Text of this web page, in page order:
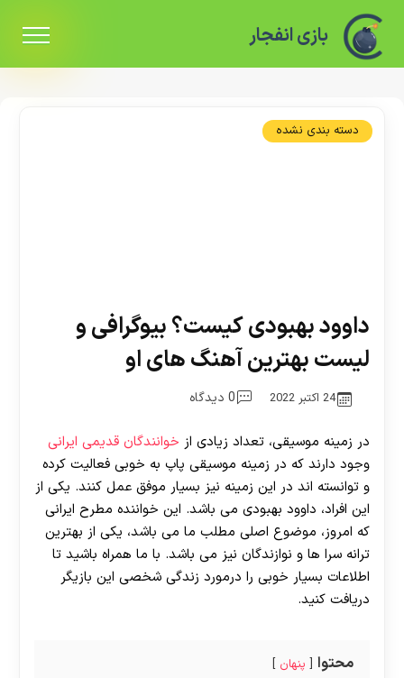
بازی انفجار
دسته بندی نشده
داوود بهبودی کیست؟ بیوگرافی و
لیست بهترین آهنگ های او
24 اکتبر 2022 0 دیدگاه
در زمینه موسیقی، تعداد زیادی از خوانندگان قدیمی ایرانی
وجود دارند که در زمینه موسیقی پاپ به خوبی فعالیت کرده
و توانسته اند در این زمینه نیز بسیار موفق عمل کنند. یکی از
این افراد، داوود بهبودی می باشد. این خواننده مطرح ایرانی
که امروز، موضوع اصلی مطلب ما می باشد، یکی از بهترین
ترانه سرا ها و نوازندگان نیز می باشد. با ما همراه باشید تا
اطلاعات بسیار خوبی را درمورد زندگی شخصی این بازیگر
دریافت کنید.
محتوا پنهان